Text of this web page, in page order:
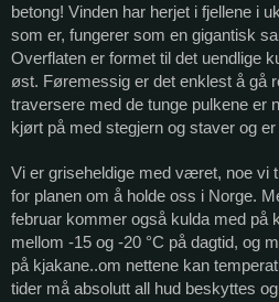
betong! Vinden har herjet i fjellene i
som er, fungerer som en gigantisk
Overflaten er formet til det uendlige
øst. Føremessig er det enklest å gå
traversere med de tunge pulkene er
kjørt på med stegjern og staver og er
Vi er griseheldige med været, noe vi
for planen om å holde oss i Norge.
februar kommer også kulda med på
mellom -15 og -20 °C på dagtid, og
på kjakane..om nettene kan
tider må absolutt all hud beskyttes